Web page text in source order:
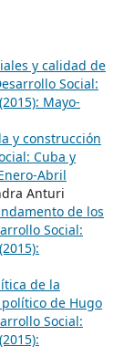
y calidad de
Social:
Mayo-
y construcción
Cuba y
Abril
Anturi
de los
Social:
de la
de Hugo
Social: